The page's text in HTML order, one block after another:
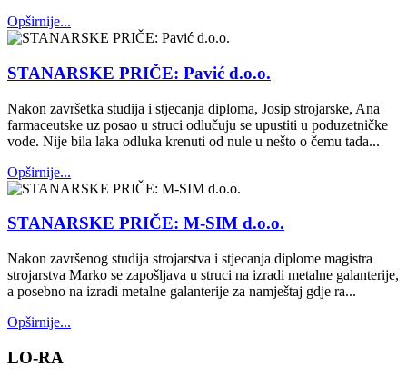
Opširnije...
STANARSKE PRIČE: Pavić d.o.o.
Nakon završetka studija i stjecanja diploma, Josip strojarske, Ana
farmaceutske uz posao u struci odlučuju se upustiti u poduzetničke
vode. Nije bila laka odluka krenuti od nule u nešto o čemu tada...
Opširnije...
STANARSKE PRIČE: M-SIM d.o.o.
Nakon završenog studija strojarstva i stjecanja diplome magistra
strojarstva Marko se zapošljava u struci na izradi metalne galanterije,
a posebno na izradi metalne galanterije za namještaj gdje ra...
Opširnije...
LO-RA